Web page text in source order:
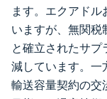
ます。エクアド
いますが、無関税
と確立されたサ
減しています。一
輸送容量契約の交